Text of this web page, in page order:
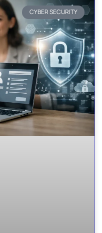
CYBER SECURITY